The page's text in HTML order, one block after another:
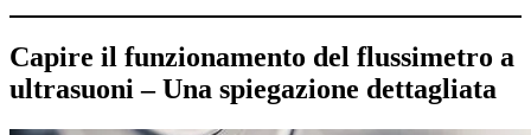
Capire il funzionamento del flussimetro a
ultrasuoni – Una spiegazione dettagliata